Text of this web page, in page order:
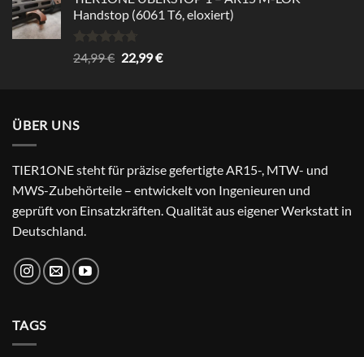
29,99 €24,99 €.
Handstop (6061 T6, eloxiert)
Bewertet
mit
24,99€ Ursprünglicher
22,99€Aktueller
ÜBER UNS
TIER1ONE steht für präzise gefertigte AR15-, MTW- und
MWS-Zubehörteile – entwickelt von Ingenieuren und
geprüft von Einsatzkräften. Qualität aus eigener Werkstatt in
Deutschland.
TAGS